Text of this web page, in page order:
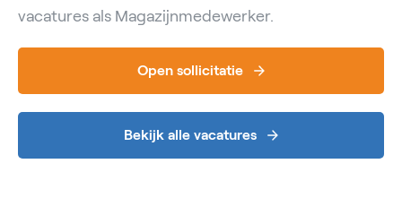
vacatures als Magazijnmedewerker.
Open sollicitatie
Bekijk alle vacatures